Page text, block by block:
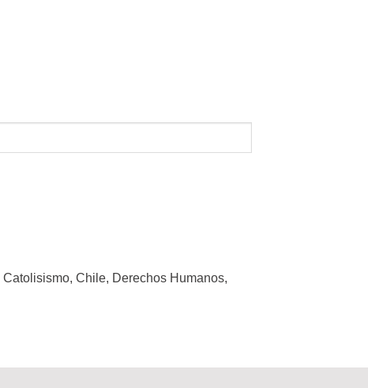
Catolisismo, Chile, Derechos Humanos,